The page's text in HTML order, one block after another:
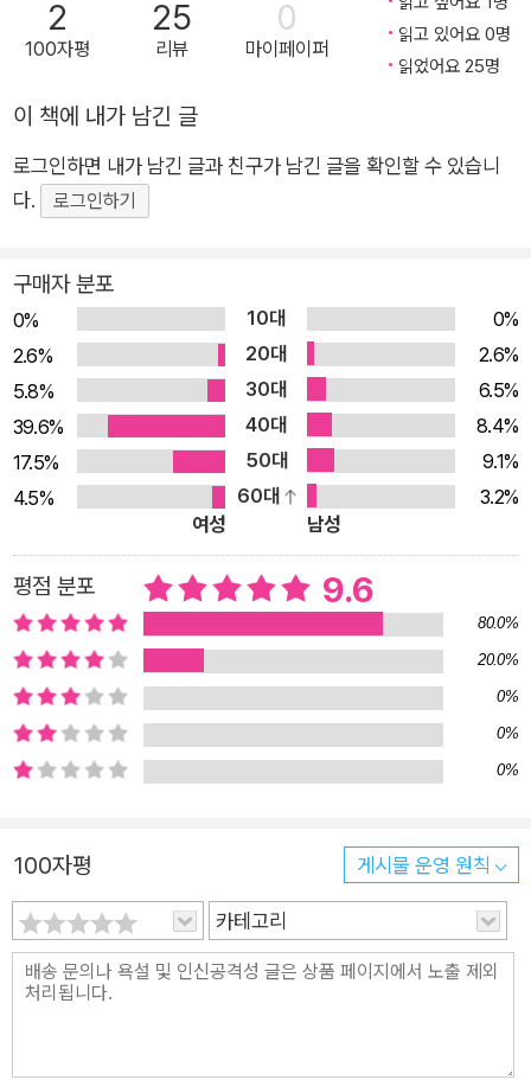
대로 할 수 없다. 죽을 힘을 다해 버티지만 마음은 삭아가고, 자꾸
만 내 존재감이 덜한 곳으로 사라지고 싶어진다. 청년기의 우울은
무언가가 되어보려고, 그것도 아주 크게 되어보려고 하다가 좌절
될 때 오지만, 중년기의 우울은 이미 많은 걸 성취했는데도 발생
한다. 호르몬 문제, 스트레스, 번아웃, 불안과 배신감 등의 폭주하
는 감정들…… 이러한 내·외부로부터의 위기는 어떻게 다스려야
한다. 건너온 삶의 시간 동안 우리가 분명히 알게 된 것은, 지금까
지의 방식으로는 행복할 수 없다는 것이므로. “지금껏 늘 최상의
결과를 내기 위해 달려왔을 테니 이제부터는 결과에 덜 연연해하
면서 좀 무심하게도 살아보자. 능력이 좀 부족한 것 같으면 어떤
가. 운이 따르지 않는다 싶으면 어떤가. 잘나갈 때도 나고 못 나갈
때도 나다. 내가 어떤 일을 잘하는 것(기능 자아)과 내가 가치 있
는 사람인 것(존재 자아)은 절대 동격이 아니다.” “개미의 속도로
살다가 지쳤음이 분명하니 잠시 베짱이나 나무늘보같이 느릿느
동안 옆의 사람이 빛의 속도로 달려가는 듯이 보여도 ‘부럽네’ 하
고 담백하게 한번 인정하고 담담하게 그의 운을 빌어주자.” 그러
면서 무엇을 남기고 무엇은 개선하며 또한 무엇을 새로 시작해야
하는지, 삶을 전환하는 법에 대해서도 저자는 들려준다. 그동안
살아오면서 행복해지는 데 별 효과가 없거나 그다지 유익하지 않
았던 짐들을 털어내고 중반기 인생을 업데이트하는 법을 하나하
나 상세히 소개한다. 저자는 인생은 좀 잘나가거나 배움의 시간일
을 일은 아니라는 걸 알게 되었다. 안 풀리면 고개 숙이고 조심조
심 걸으면서 ‘무얼 놓쳤을까. 이번에는 무얼 배워야 할까’ 하면 되
었을 텐데, 그랬으면 마음고생으로 너무 기력을 뺏기지 않고 어김
없이 다시 오는 좋은 시기를 더 즐겁게 맞이했을 텐데, 그걸 몰라
더 춥고 어두운 시기를 보냈던 것 같다며, 독자에게 개인적인 경
2
100자평
25
리뷰
0
마이페이퍼
읽고 있어요 0명
읽었어요 25명
이 책에 내가 남긴 글
로그인하면 내가 남긴 글과 친구가 남긴 글을 확인할 수 있습니
다.
로그인하기
구매자 분포
0% 10대
0%
2.6%
20대
2.6%
5.8%
30대
6.5%
39.6%
40대
8.4%
17.5%
50대
9.1%
4.5%
60대
3.2%
여성
남성
평점 분포 9.6
80.0%
20.0%
0%
0%
0%
100자평 게시물 운영 원칙
카테고리